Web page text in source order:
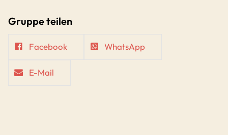
Gruppe teilen
Facebook WhatsApp
E-Mail